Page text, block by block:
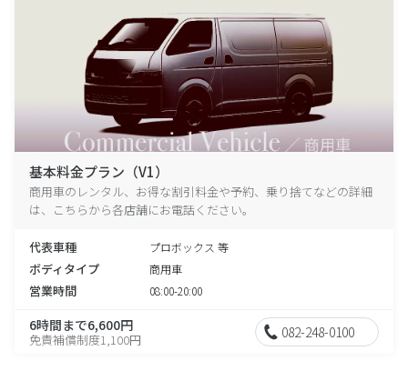
基本料金プラン（V1）
商用車のレンタル、お得な割引料金や予約、乗り捨てなどの詳細
は、こちらから各店舗にお電話ください。
代表車種 プロボックス 等
ボディタイプ 商用車
営業時間 08:00-20:00
6時間まで6,600円
免責補償制度1,100円 082-248-0100